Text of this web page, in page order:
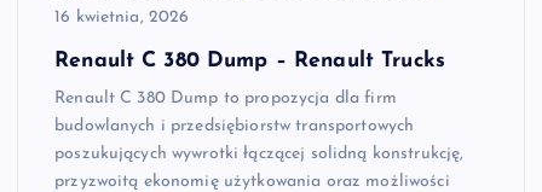
16 kwietnia, 2026
Renault C 380 Dump – Renault Trucks
Renault C 380 Dump to propozycja dla firm
budowlanych i przedsiębiorstw transportowych
poszukujących wywrotki łączącej solidną konstrukcję,
przyzwoitą ekonomię użytkowania oraz możliwości